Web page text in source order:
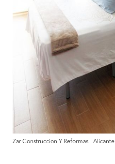
Zar Construccion Y Reformas - Alicante